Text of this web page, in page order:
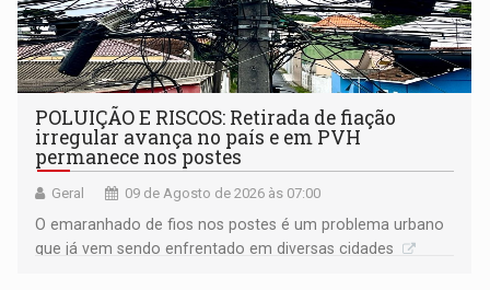
POLUIÇÃO E RISCOS: Retirada de fiação
irregular avança no país e em PVH
permanece nos postes
Geral 09 de Agosto de 2026 às 07:00
O emaranhado de fios nos postes é um problema urbano
que já vem sendo enfrentado em diversas cidades